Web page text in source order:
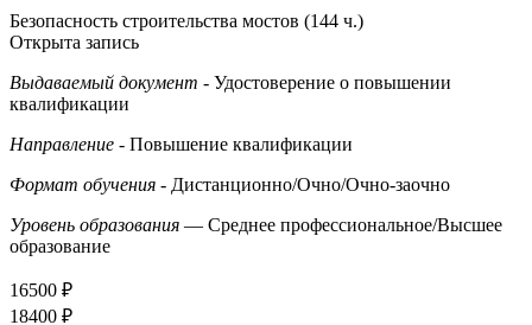
Безопасность строительства мостов (144 ч.)
Открыта запись
Выдаваемый документ - Удостоверение о повышении
квалификации
Направление - Повышение квалификации
Формат обучения - Дистанционно/Очно/Очно-заочно
Уровень образования — Среднее профессиональное/Высшее
образование
16500 ₽
18400 ₽